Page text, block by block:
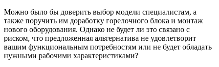
Можно было бы доверить выбор модели специалистам, а
также поручить им доработку горелочного блока и монтаж
нового оборудования. Однако не будет ли это связано с
риском, что предложенная альтернатива не удовлетворит
вашим функциональным потребностям или не будет обладать
нужными рабочими характеристиками?